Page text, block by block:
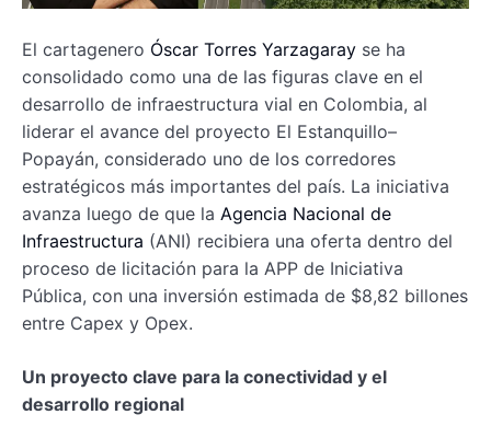
El cartagenero Óscar Torres Yarzagaray se ha
consolidado como una de las figuras clave en el
desarrollo de infraestructura vial en Colombia, al
liderar el avance del proyecto El Estanquillo–
Popayán, considerado uno de los corredores
estratégicos más importantes del país. La iniciativa
avanza luego de que la Agencia Nacional de
Infraestructura (ANI) recibiera una oferta dentro del
proceso de licitación para la APP de Iniciativa
Pública, con una inversión estimada de $8,82 billones
entre Capex y Opex.
Un proyecto clave para la conectividad y el
desarrollo regional